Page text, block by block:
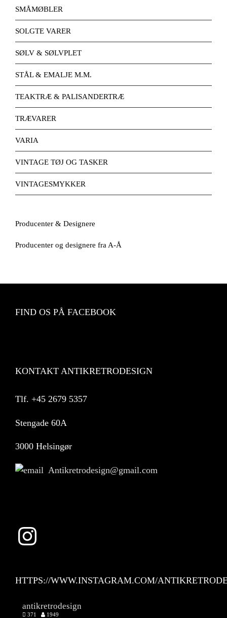
SMÅMØBLER
SOLGTE VARER
SØLV & SØLVPLET
STÅL & EMALJE M.M.
TEAKTRÆ & PALISANDERTRÆ
TRÆVARER
VARIA
VINTAGE TØJ OG TASKER
VINTAGESMYKKER
Producenter & Designere
Producenter og designere fra A-Å
FIND OS PÅ FACEBOOK
KONTAKT ANTIKRETRODESIGN
Tlf. +45 2679 5357
Stengade 60A
3000 Helsingør
Antikretrodesign@gmail.com
HTTPS://WWW.INSTAGRAM.COM/
antikretrodesign
371 1949